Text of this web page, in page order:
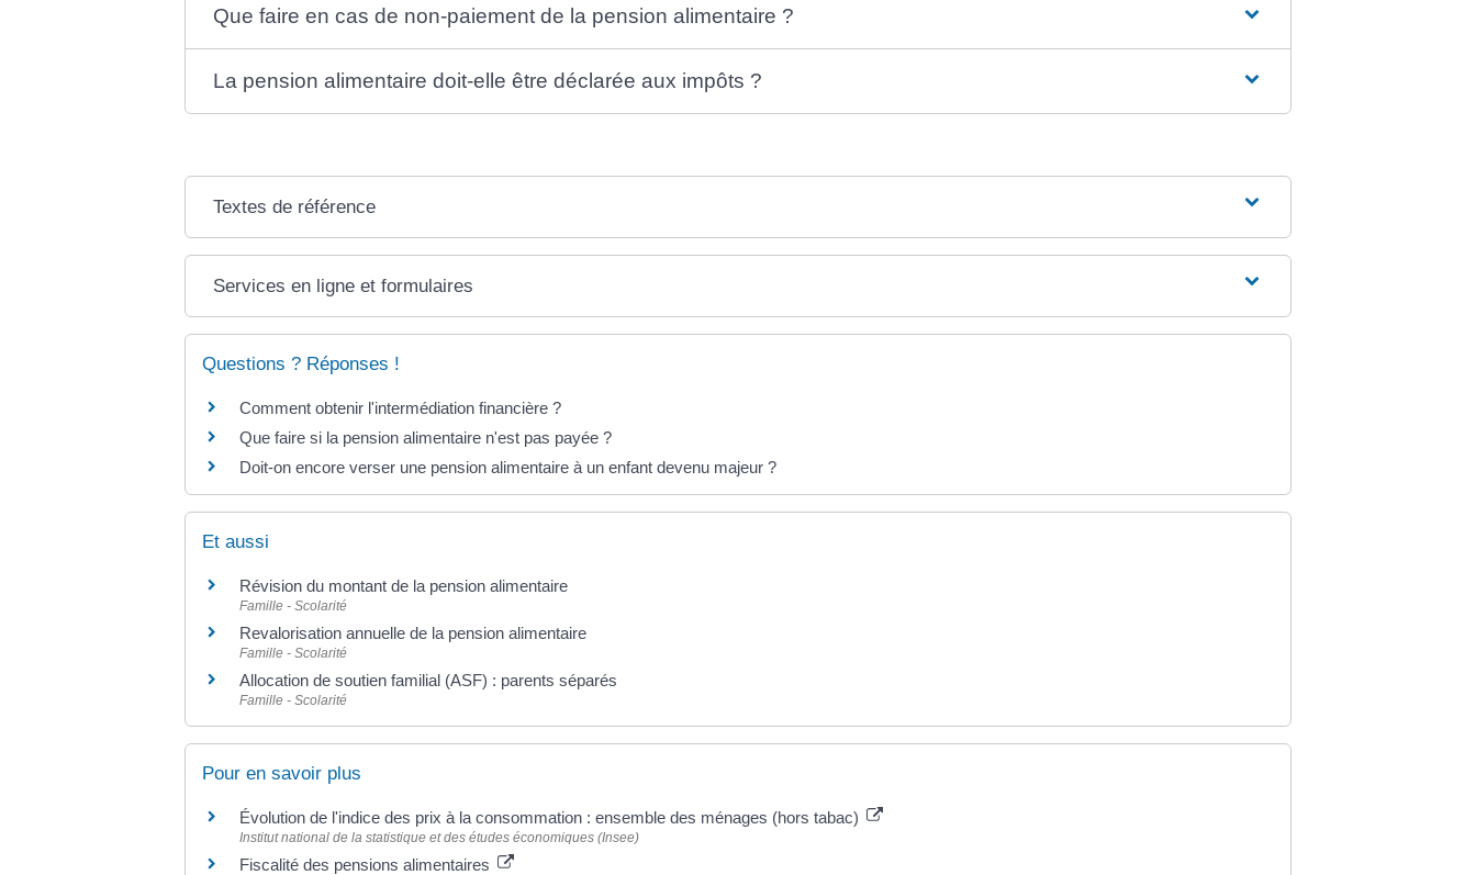
Que faire en cas de non-paiement de la pension alimentaire ?
La pension alimentaire doit-elle être déclarée aux impôts ?
Textes de référence
Services en ligne et formulaires
Questions ? Réponses !
Comment obtenir l'intermédiation financière ?
Que faire si la pension alimentaire n'est pas payée ?
Doit-on encore verser une pension alimentaire à un enfant devenu majeur ?
Et aussi
Révision du montant de la pension alimentaire
Famille - Scolarité
Revalorisation annuelle de la pension alimentaire
Famille - Scolarité
Allocation de soutien familial (ASF) : parents séparés
Famille - Scolarité
Pour en savoir plus
Évolution de l'indice des prix à la consommation : ensemble des ménages (hors tabac)
Institut national de la statistique et des études économiques (Insee)
Fiscalité des pensions alimentaires